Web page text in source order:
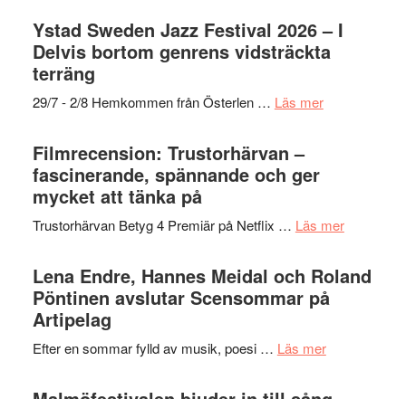
Det
grönaste
gräset
en
hjärtevarm
Ystad Sweden Jazz Festival 2026 – I
Delvis bortom genrens vidsträckta
terräng
29/7 - 2/8 Hemkommen från Österlen … Läs merom
–
Delvis
bortom
terräng
Filmrecension: Trustorhärvan –
fascinerande, spännande och ger
mycket att tänka på
Trustorhärvan Betyg 4 Premiär på Netflix … Läs merom
–
Lena Endre, Hannes Meidal och Roland
Pöntinen avslutar Scensommar på
Artipelag
Efter en sommar fylld av musik, poesi … Läs merom